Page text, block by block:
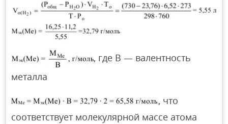
, где В — валентность
металла
, что
соответствует молекулярной массе атома